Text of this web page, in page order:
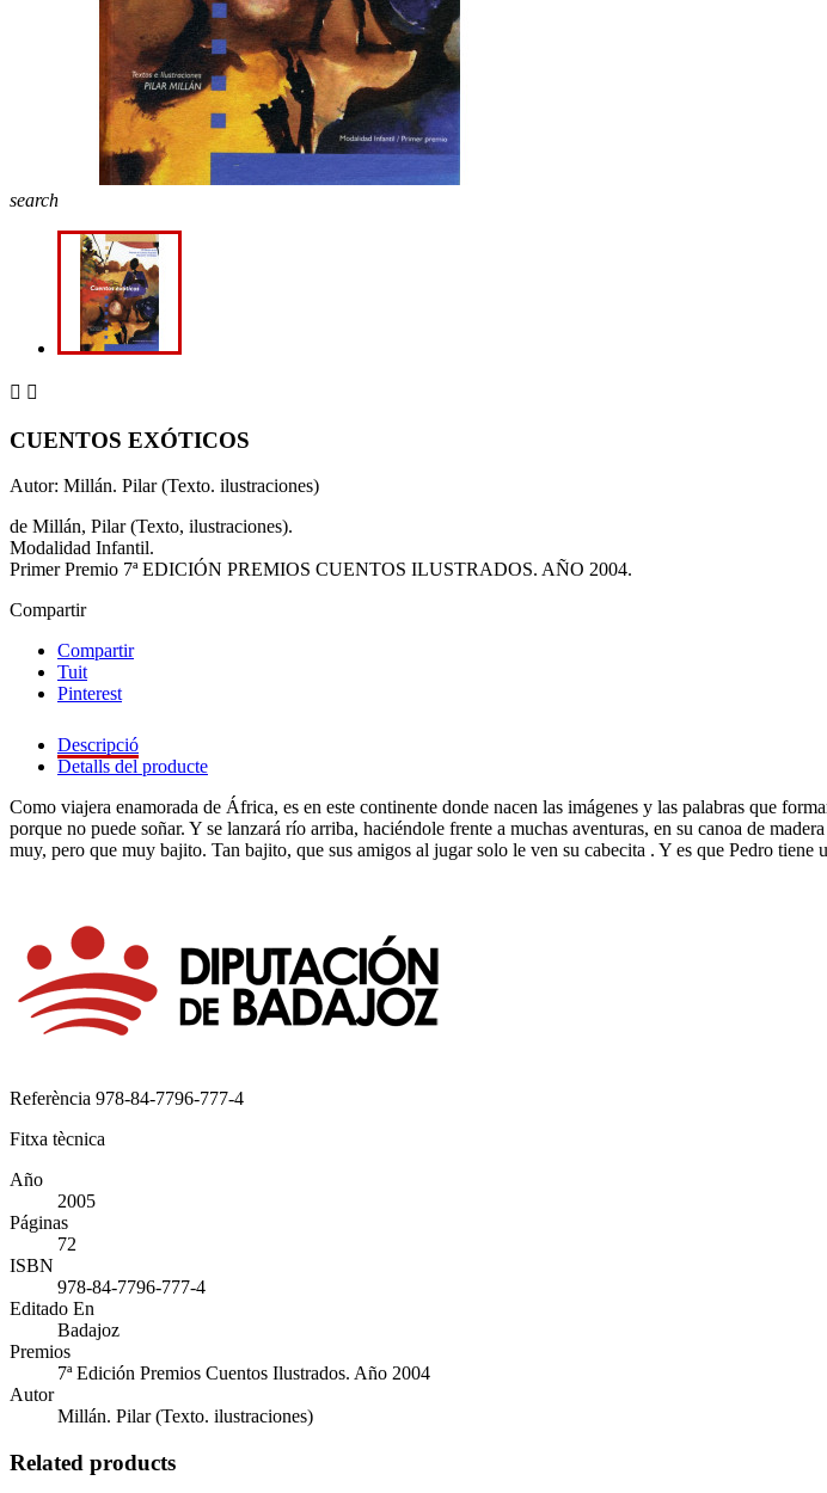
search
 
CUENTOS EXÓTICOS
Autor: Millán. Pilar (Texto. ilustraciones)
de Millán, Pilar (Texto, ilustraciones).
Modalidad Infantil.
Primer Premio 7ª EDICIÓN PREMIOS CUENTOS ILUSTRADOS. AÑO 2004.
Compartir
Compartir
Tuit
Pinterest
Descripció
Detalls del producte
Como viajera enamorada de África, es en este continente donde nacen las imágenes y las palabras que
porque no puede soñar. Y se lanzará río arriba, haciéndole frente a muchas aventuras, en su canoa de
muy, pero que muy bajito. Tan bajito, que sus amigos al jugar solo le ven su cabecita . Y es que Pedro tiene
Referència 978-84-7796-777-4
Fitxa tècnica
Año
2005
Páginas
72
ISBN
978-84-7796-777-4
Editado En
Badajoz
Premios
7ª Edición Premios Cuentos Ilustrados. Año 2004
Autor
Millán. Pilar (Texto. ilustraciones)
Related products